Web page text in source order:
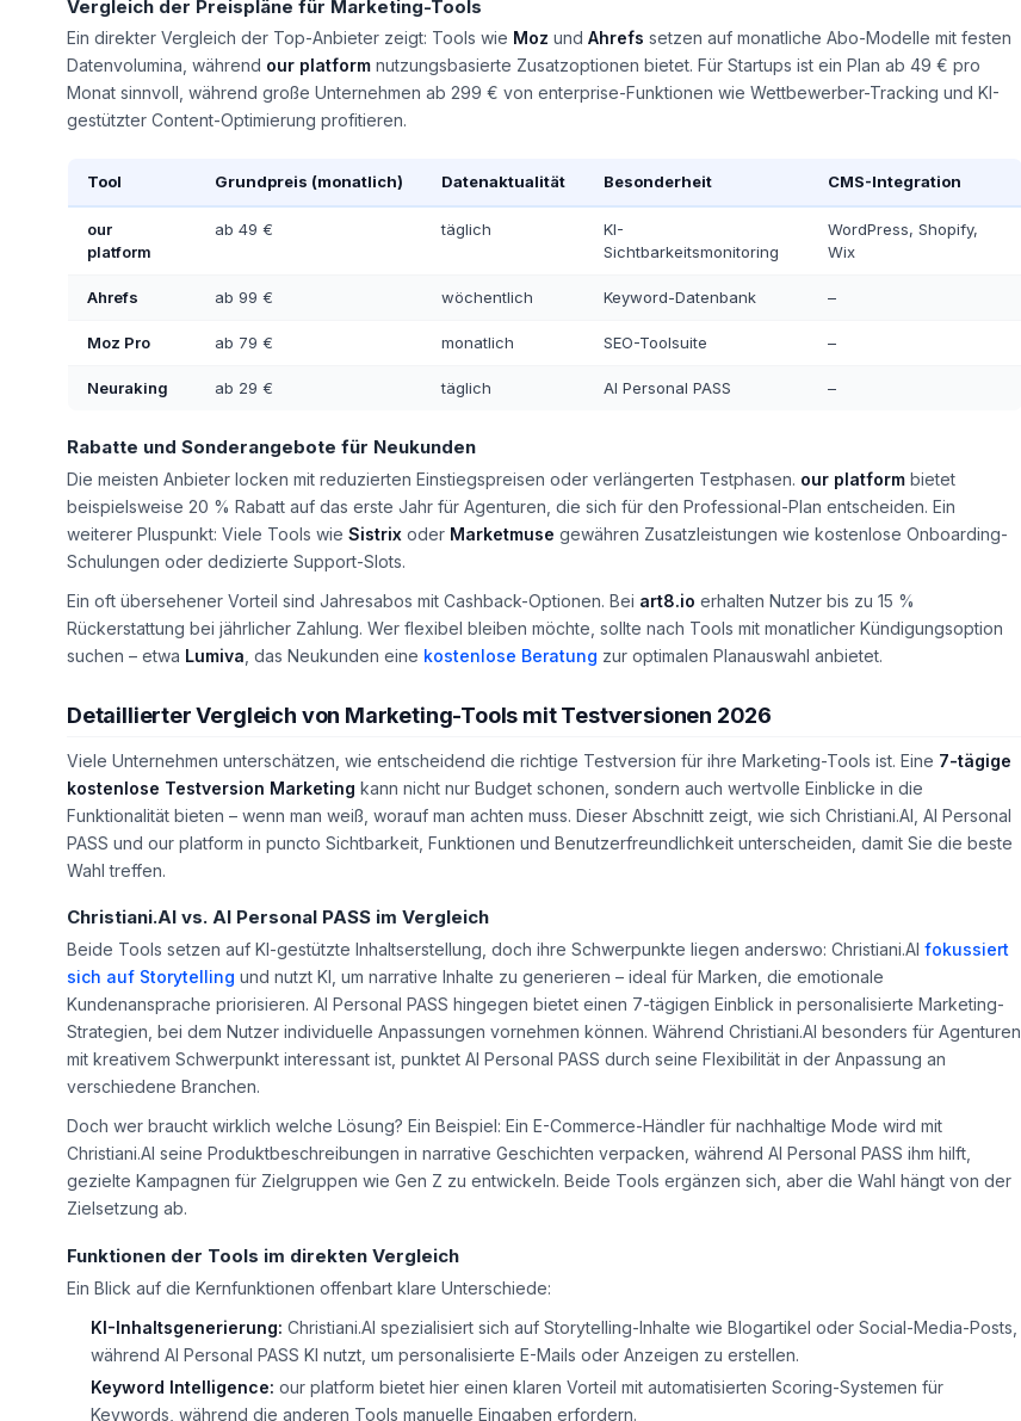
Vergleich der Preispläne für Marketing-Tools
Ein direkter Vergleich der Top-Anbieter zeigt: Tools wie Moz und Ahrefs setzen auf monatliche Abo-Modelle mit festen
Datenvolumina, während our platform nutzungsbasierte Zusatzoptionen bietet. Für Startups ist ein Plan ab 49 € pro
Monat sinnvoll, während große Unternehmen ab 299 € von enterprise-Funktionen wie Wettbewerber-Tracking und KI-
gestützter Content-Optimierung profitieren.
Tool Grundpreis (monatlich) Datenaktualität Besonderheit CMS-Integration
our
platform
ab 49 € täglich
KI-
Sichtbarkeitsmonitoring
WordPress, Shopify,
Wix
Ahrefs ab 99 € wöchentlich Keyword-Datenbank –
Moz Pro ab 79 € monatlich SEO-Toolsuite –
Neuraking ab 29 € täglich AI Personal PASS –
Rabatte und Sonderangebote für Neukunden
Die meisten Anbieter locken mit reduzierten Einstiegspreisen oder verlängerten Testphasen. our platform bietet
beispielsweise 20 % Rabatt auf das erste Jahr für Agenturen, die sich für den Professional-Plan entscheiden. Ein
weiterer Pluspunkt: Viele Tools wie Sistrix oder Marketmuse gewähren Zusatzleistungen wie kostenlose Onboarding-
Schulungen oder dedizierte Support-Slots.
Ein oft übersehener Vorteil sind Jahresabos mit Cashback-Optionen. Bei art8.io erhalten Nutzer bis zu 15 %
Rückerstattung bei jährlicher Zahlung. Wer flexibel bleiben möchte, sollte nach Tools mit monatlicher Kündigungsoption
suchen – etwa Lumiva , das Neukunden eine kostenlose Beratung zur optimalen Planauswahl anbietet.
Detaillierter Vergleich von Marketing-Tools mit Testversionen 2026
Viele Unternehmen unterschätzen, wie entscheidend die richtige Testversion für ihre Marketing-Tools ist. Eine 7-tägige
kostenlose Testversion Marketing kann nicht nur Budget schonen, sondern auch wertvolle Einblicke in die
Funktionalität bieten – wenn man weiß, worauf man achten muss. Dieser Abschnitt zeigt, wie sich Christiani.AI, AI Personal
PASS und our platform in puncto Sichtbarkeit, Funktionen und Benutzerfreundlichkeit unterscheiden, damit Sie die beste
Wahl treffen.
Christiani.AI vs. AI Personal PASS im Vergleich
Beide Tools setzen auf KI-gestützte Inhaltserstellung, doch ihre Schwerpunkte liegen anderswo: Christiani.AI fokussiert
sich auf Storytelling und nutzt KI, um narrative Inhalte zu generieren – ideal für Marken, die emotionale
Kundenansprache priorisieren. AI Personal PASS hingegen bietet einen 7-tägigen Einblick in personalisierte Marketing-
Strategien, bei dem Nutzer individuelle Anpassungen vornehmen können. Während Christiani.AI besonders für Agenturen
mit kreativem Schwerpunkt interessant ist, punktet AI Personal PASS durch seine Flexibilität in der Anpassung an
verschiedene Branchen.
Doch wer braucht wirklich welche Lösung? Ein Beispiel: Ein E-Commerce-Händler für nachhaltige Mode wird mit
Christiani.AI seine Produktbeschreibungen in narrative Geschichten verpacken, während AI Personal PASS ihm hilft,
gezielte Kampagnen für Zielgruppen wie Gen Z zu entwickeln. Beide Tools ergänzen sich, aber die Wahl hängt von der
Zielsetzung ab.
Funktionen der Tools im direkten Vergleich
Ein Blick auf die Kernfunktionen offenbart klare Unterschiede:
KI-Inhaltsgenerierung: Christiani.AI spezialisiert sich auf Storytelling-Inhalte wie Blogartikel oder Social-Media-Posts,
während AI Personal PASS KI nutzt, um personalisierte E-Mails oder Anzeigen zu erstellen.
Keyword Intelligence: our platform bietet hier einen klaren Vorteil mit automatisierten Scoring-Systemen für
Keywords, während die anderen Tools manuelle Eingaben erfordern.